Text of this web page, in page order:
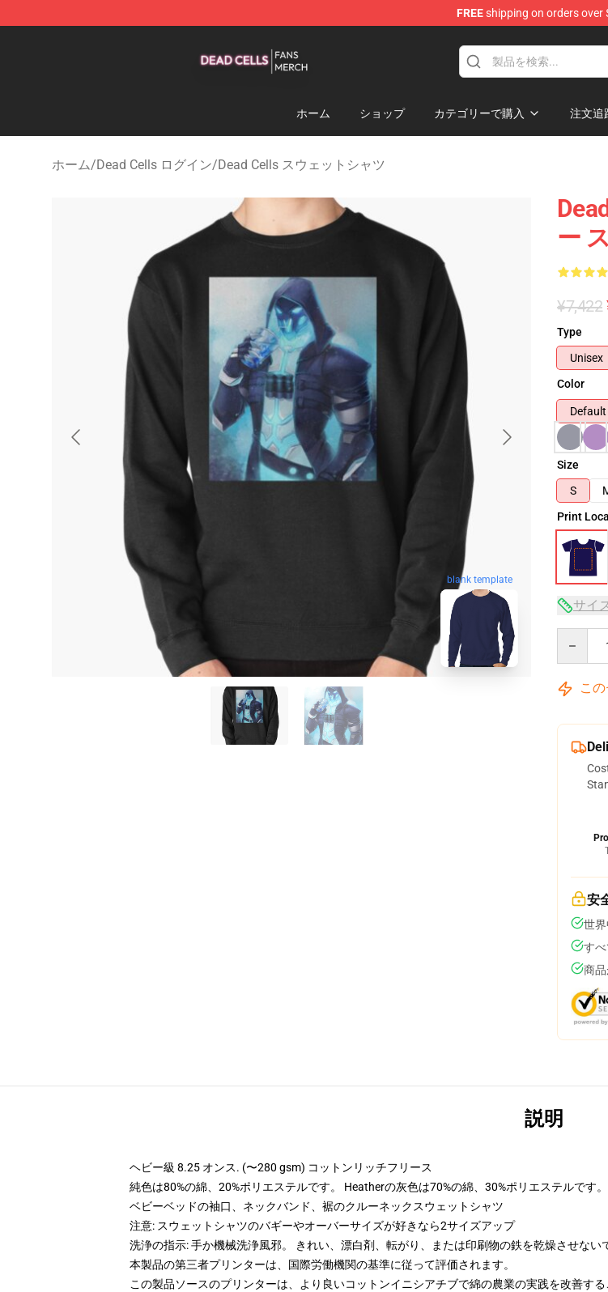
FREEshipping on orders over
ホーム ショップ カテゴリーで購入 注文追
ホーム/Dead Cells ログイン/Dead Cells スウェットシャツ
blank template
ー
¥7,422
Type
Unisex
Color
Default
Size
S
Print
サイ
こ
安
世
す
商
説明
ヘビー級 8.25 オンス. (〜280 gsm) コットンリッチフリース
純色は80%の綿、20%ポリエステルです。 Heatherの灰色は70%の綿、30%ポリエステルです
ベビーベッドの袖口、ネックバンド、裾のクルーネックスウェットシャツ
注意: スウェットシャツのバギーやオーバーサイズが好きなら2サイズアップ
洗浄の指示: 手か機械洗浄風邪。 きれい、漂白剤、転がり、または印刷物の鉄を乾燥させない
本製品の第三者プリンターは、国際労働機関の基準に従って評価されます。
この製品ソースのプリンターは、より良いコットンイニシアチブで綿の農業の実践を改善す